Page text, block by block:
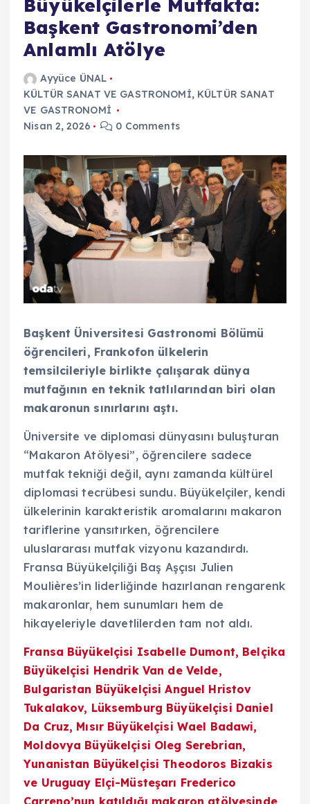
Büyükelçilerle Mutfakta:
Başkent Gastronomi’den
Anlamlı Atölye
Ayyüce ÜNAL
KÜLTÜR SANAT VE GASTRONOMİ, KÜLTÜR SANAT
VE GASTRONOMİ
Nisan 2, 2026
0 Comments
Başkent Üniversitesi Gastronomi Bölümü
öğrencileri, Frankofon ülkelerin
temsilcileriyle birlikte çalışarak dünya
mutfağının en teknik tatlılarından biri olan
makaronun sınırlarını aştı.
Üniversite ve diplomasi dünyasını buluşturan
“Makaron Atölyesi”, öğrencilere sadece
mutfak tekniği değil, aynı zamanda kültürel
diplomasi tecrübesi sundu. Büyükelçiler, kendi
ülkelerinin karakteristik aromalarını makaron
tariflerine yansıtırken, öğrencilere
uluslararası mutfak vizyonu kazandırdı.
Fransa Büyükelçiliği Baş Aşçısı Julien
Moulières’in liderliğinde hazırlanan rengarenk
makaronlar, hem sunumları hem de
hikayeleriyle davetlilerden tam not aldı.
Fransa Büyükelçisi Isabelle Dumont, Belçika
Büyükelçisi Hendrik Van de Velde,
Bulgaristan Büyükelçisi Anguel Hristov
Tukalakov, Lüksemburg Büyükelçisi Daniel
Da Cruz, Mısır Büyükelçisi Wael Badawi,
Moldovya Büyükelçisi Oleg Serebrian,
Yunanistan Büyükelçisi Theodoros Bizakis
ve Uruguay Elçi-Müsteşarı Frederico